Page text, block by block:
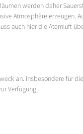
werden daher
Atmosphäre erzeugen.
auch hier die Atemluft
an. Insbesondere für
Verfügung.